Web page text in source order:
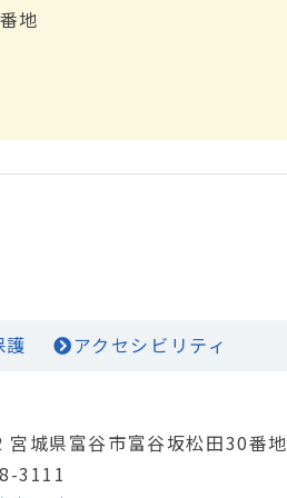
地
護 アクセシビリティ
城県富谷市富谷坂松田30番地
3111